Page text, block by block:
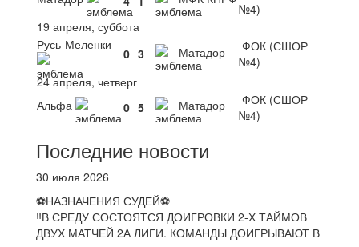
№4)
19 апреля, суббота
Русь-Меленки
0 3 Матадор
ФОК (СШОР
№4)
24 апреля, четверг
Альфа
0 5 Матадор
ФОК (СШОР
№4)
Последние новости
30 июля 2026
⚽НАЗНАЧЕНИЯ СУДЕЙ⚽
‼В СРЕДУ СОСТОЯТСЯ ДОИГРОВКИ 2-Х ТАЙМОВ
ДВУХ МАТЧЕЙ 2А ЛИГИ. КОМАНДЫ ДОИГРЫВАЮТ В